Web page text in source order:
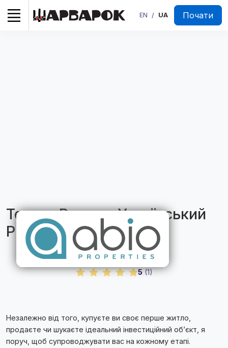
EN / UA Почати
Тетяна Редко – Український
Рієлтор
Ріелтори та брокери
5(1)
Незалежно від того, купуєте ви своє перше житло,
продаєте чи шукаєте ідеальний інвестиційний об’єкт, я
поруч, щоб супроводжувати вас на кожному етапі.